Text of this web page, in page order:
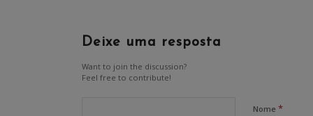
Deixe uma resposta
Want to join the discussion?
Feel free to contribute!
Nome*